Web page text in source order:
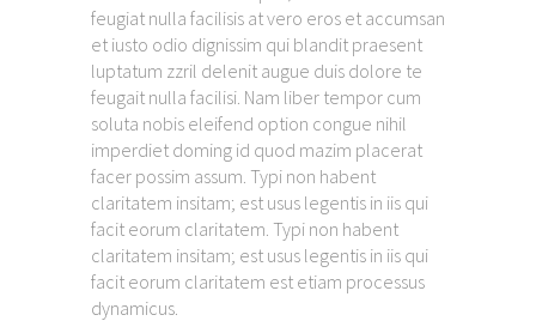
feugiat nulla facilisis at vero eros et accumsan
et iusto odio dignissim qui blandit praesent
luptatum zzril delenit augue duis dolore te
feugait nulla facilisi. Nam liber tempor cum
soluta nobis eleifend option congue nihil
imperdiet doming id quod mazim placerat
facer possim assum. Typi non habent
claritatem insitam; est usus legentis in iis qui
facit eorum claritatem. Typi non habent
claritatem insitam; est usus legentis in iis qui
facit eorum claritatem est etiam processus
dynamicus.